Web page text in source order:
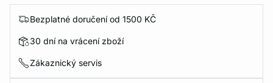
Bezplatné doručení od 1500 KČ
30 dní na vrácení zboží
Zákaznický servis